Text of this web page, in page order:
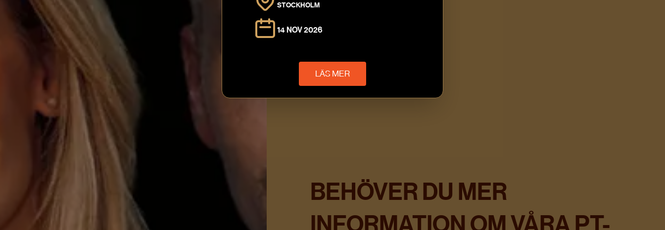
BEHÖVER DU MER
STOCKHOLM
14 NOV 2026
LÄS MER